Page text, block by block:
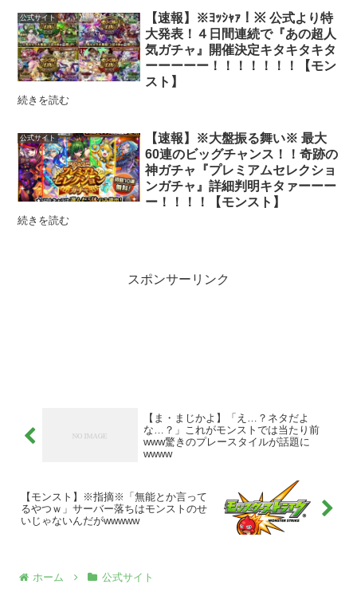
公式サイト
【速報】※ﾖｯｼｬｧ！※ 公式より特
大発表！４日間連続で『あの超人
気ガチャ』開催決定キタキタキタ
ーーーーー！！！！！！！【モン
スト】
続きを読む
公式サイト
【速報】※大盤振る舞い※ 最大
60連のビッグチャンス！！奇跡の
神ガチャ『プレミアムセレクショ
ンガチャ』詳細判明キタァーーー
ー！！！！【モンスト】
続きを読む
スポンサーリンク
【ま・まじかよ】「え…？ネタだよ
な…？」これがモンストでは当たり前
www驚きのプレースタイルが話題に
wwww
【モンスト】※指摘※「無能とか言って
るやつｗ」サーバー落ちはモンストのせ
いじゃないんだがwwwww
ホーム 公式サイト